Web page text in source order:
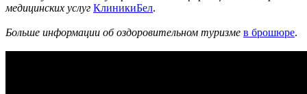
медицинских услуг КлиникиБел.
Больше информации об оздоровительном туризме в брошюре.